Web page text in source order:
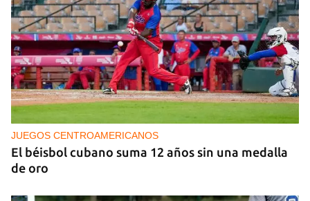
JUEGOS CENTROAMERICANOS
El béisbol cubano suma 12 años sin una medalla
de oro